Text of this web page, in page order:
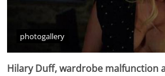
photogallery
Hilary Duff, wardrobe malfunction a